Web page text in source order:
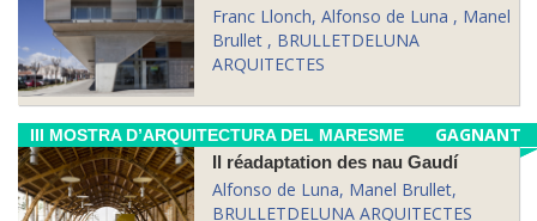
Franc Llonch, Alfonso de Luna , Manel
Brullet , BRULLETDELUNA
ARQUITECTES
GAGNANT
III MOSTRA D’ARQUITECTURA DEL MARESME
Il réadaptation des nau Gaudí
Alfonso de Luna, Manel Brullet,
BRULLETDELUNA ARQUITECTES